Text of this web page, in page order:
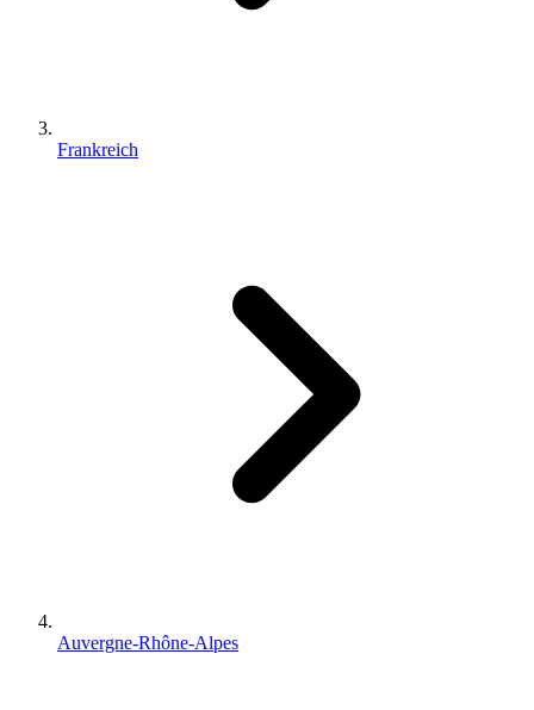
Frankreich
Auvergne-Rhône-Alpes